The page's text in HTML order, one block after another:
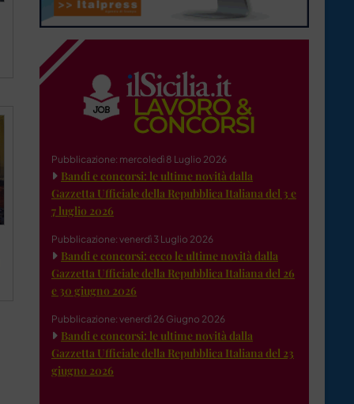
Pubblicazione: mercoledì 8 Luglio 2026
Bandi e concorsi: le ultime novità dalla
Gazzetta Ufficiale della Repubblica Italiana del 3 e
7 luglio 2026
Pubblicazione: venerdì 3 Luglio 2026
Bandi e concorsi: ecco le ultime novità dalla
Gazzetta Ufficiale della Repubblica Italiana del 26
e 30 giugno 2026
Pubblicazione: venerdì 26 Giugno 2026
Bandi e concorsi: le ultime novità dalla
Gazzetta Ufficiale della Repubblica Italiana del 23
giugno 2026